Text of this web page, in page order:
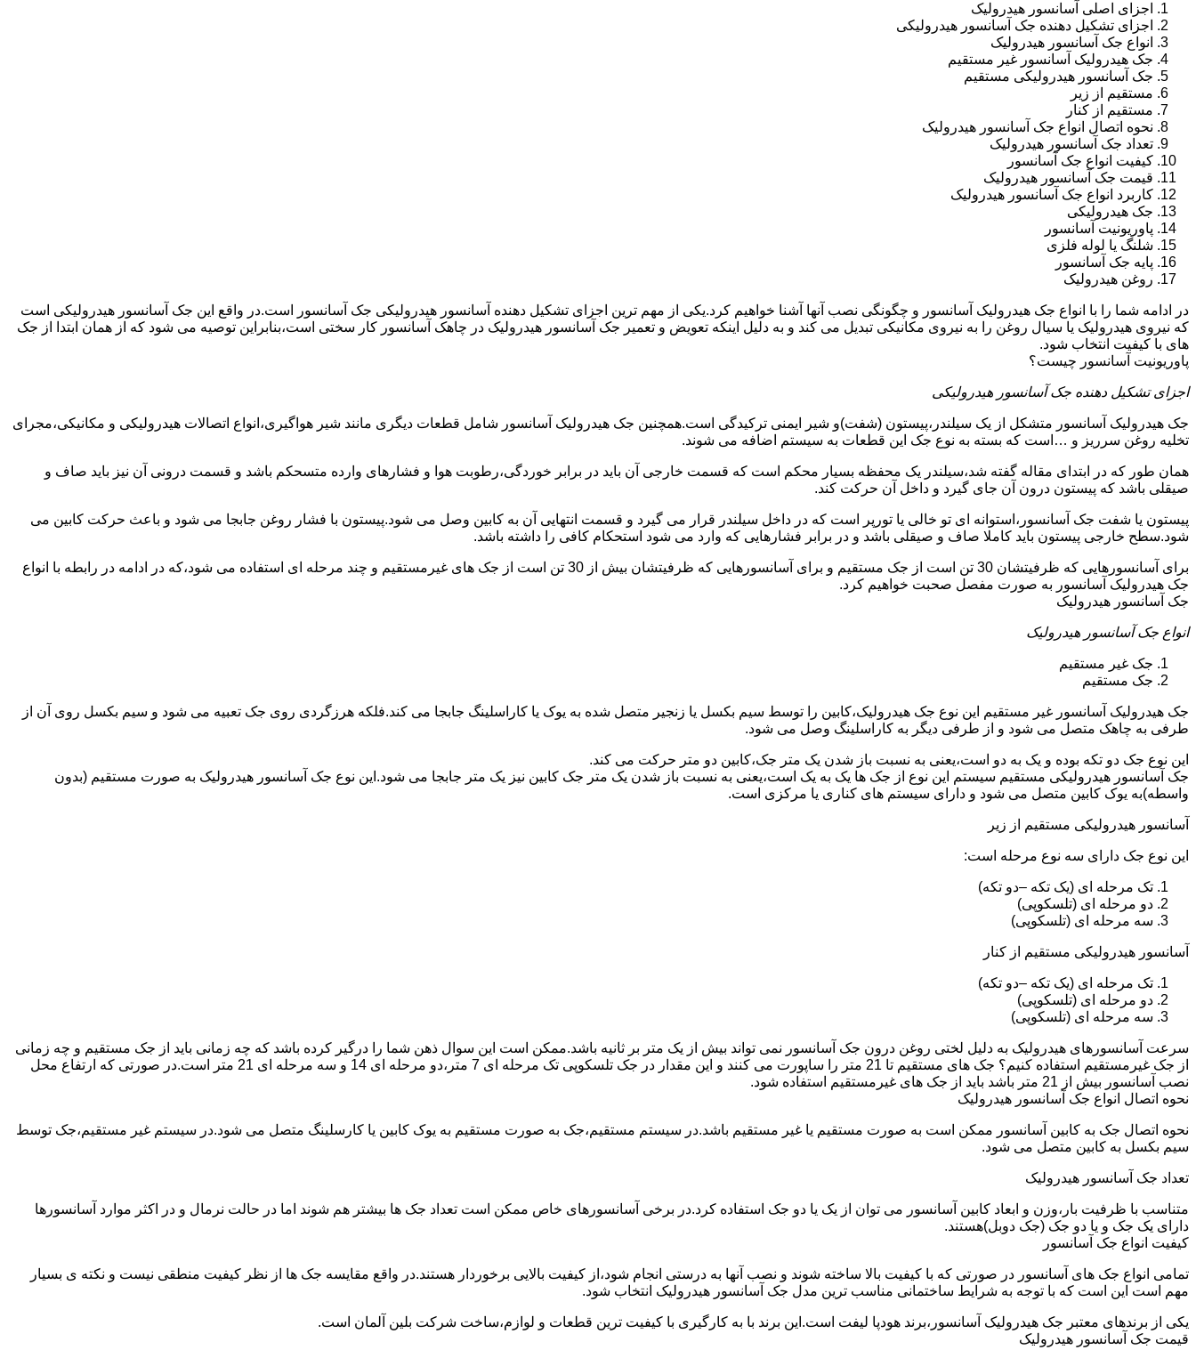
اجزای اصلی آسانسور هیدرولیک
اجزای تشکیل دهنده جک آسانسور هیدرولیکی
انواع جک آسانسور هیدرولیک
جک هیدرولیک آسانسور غیر مستقیم
جک آسانسور هیدرولیکی مستقیم
مستقیم از زیر
مستقیم از کنار
نحوه اتصال انواع جک آسانسور هیدرولیک
تعداد جک آسانسور هیدرولیک
کیفیت انواع جک آسانسور
قیمت جک آسانسور هیدرولیک
کاربرد انواع جک آسانسور هیدرولیک
جک هیدرولیکی
پاوریونیت آسانسور
شلنگ یا لوله فلزی
پایه جک آسانسور
روغن هیدرولیک
در ادامه شما را با انواع جک هیدرولیک آسانسور و چگونگی نصب آنها آشنا خواهیم کرد.یکی از مهم ترین اجزای تشکیل دهنده آسانسور هیدرولیکی جک آسانسور است.در واقع این جک آسانسور هیدرولیکی است
که نیروی هیدرولیک یا سیال روغن را به نیروی مکانیکی تبدیل می کند و به دلیل اینکه تعویض و تعمیر جک آسانسور هیدرولیک در چاهک آسانسور کار سختی است،بنابراین توصیه می شود که از همان ابتدا از جک
های با کیفیت انتخاب شود.
پاوریونیت آسانسور چیست؟
اجزای تشکیل دهنده جک آسانسور هیدرولیکی
جک هیدرولیک آسانسور متشکل از یک سیلندر،پیستون (شفت)و شیر ایمنی ترکیدگی است.همچنین جک هیدرولیک آسانسور شامل قطعات دیگری مانند شیر هواگیری،انواع اتصالات هیدرولیکی و مکانیکی،مجرای
تخلیه روغن سرریز و …است که بسته به نوع جک این قطعات به سیستم اضافه می شوند.
همان طور که در ابتدای مقاله گفته شد،سیلندر یک محفظه بسیار محکم است که قسمت خارجی آن باید در برابر خوردگی،رطوبت هوا و فشارهای وارده متسحکم باشد و قسمت درونی آن نیز باید صاف و
صیقلی باشد که پیستون درون آن جای گیرد و داخل آن حرکت کند.
پیستون یا شفت جک آسانسور،استوانه ای تو خالی یا تورپر است که در داخل سیلندر قرار می گیرد و قسمت انتهایی آن به کابین وصل می شود.پیستون با فشار روغن جابجا می شود و باعث حرکت کابین می
شود.سطح خارجی پیستون باید کاملا صاف و صیقلی باشد و در برابر فشارهایی که وارد می شود استحکام کافی را داشته باشد.
برای آسانسورهایی که ظرفیتشان 30 تن است از جک مستقیم و برای آسانسورهایی که ظرفیتشان بیش از 30 تن است از جک های غیرمستقیم و چند مرحله ای استفاده می شود،که در ادامه در رابطه با انواع
جک هیدرولیک آسانسور به صورت مفصل صحبت خواهیم کرد.
جک آسانسور هیدرولیک
انواع جک آسانسور هیدرولیک
جک غیر مستقیم
جک مستقیم
جک هیدرولیک آسانسور غیر مستقیم این نوع جک هیدرولیک،کابین را توسط سیم بکسل یا زنجیر متصل شده به یوک یا کاراسلینگ جابجا می کند.فلکه هرزگردی روی جک تعبیه می شود و سیم بکسل روی آن از
طرفی به چاهک متصل می شود و از طرفی دیگر به کاراسلینگ وصل می شود.
این نوع جک دو تکه بوده و یک به دو است،یعنی به نسبت باز شدن یک متر جک،کابین دو متر حرکت می کند.
جک آسانسور هیدرولیکی مستقیم سیستم این نوع از جک ها یک به یک است،یعنی به نسبت باز شدن یک متر جک کابین نیز یک متر جابجا می شود.این نوع جک آسانسور هیدرولیک به صورت مستقیم (بدون
واسطه)به یوک کابین متصل می شود و دارای سیستم های کناری یا مرکزی است.
آسانسور هیدرولیکی مستقیم از زیر
این نوع جک دارای سه نوع مرحله است:
تک مرحله ای (یک تکه –دو تکه)
دو مرحله ای (تلسکوپی)
سه مرحله ای (تلسکوپی)
آسانسور هیدرولیکی مستقیم از کنار
تک مرحله ای (یک تکه –دو تکه)
دو مرحله ای (تلسکوپی)
سه مرحله ای (تلسکوپی)
سرعت آسانسورهای هیدرولیک به دلیل لختی روغن درون جک آسانسور نمی تواند بیش از یک متر بر ثانیه باشد.ممکن است این سوال ذهن شما را درگیر کرده باشد که چه زمانی باید از جک مستقیم و چه زمانی
از جک غیرمستقیم استفاده کنیم؟ جک های مستقیم تا 21 متر را ساپورت می کنند و این مقدار در جک تلسکوپی تک مرحله ای 7 متر،دو مرحله ای 14 و سه مرحله ای 21 متر است.در صورتی که ارتفاع محل
نصب آسانسور بیش از 21 متر باشد باید از جک های غیرمستقیم استفاده شود.
نحوه اتصال انواع جک آسانسور هیدرولیک
نحوه اتصال جک به کابین آسانسور ممکن است به صورت مستقیم یا غیر مستقیم باشد.در سیستم مستقیم،جک به صورت مستقیم به یوک کابین یا کارسلینگ متصل می شود.در سیستم غیر مستقیم،جک توسط
سیم بکسل به کابین متصل می شود.
تعداد جک آسانسور هیدرولیک
متناسب با ظرفیت بار،وزن و ابعاد کابین آسانسور می توان از یک یا دو جک استفاده کرد.در برخی آسانسورهای خاص ممکن است تعداد جک ها بیشتر هم شوند اما در حالت نرمال و در اکثر موارد آسانسورها
دارای یک جک و یا دو جک (جک دوبل)هستند.
کیفیت انواع جک آسانسور
تمامی انواع جک های آسانسور در صورتی که با کیفیت بالا ساخته شوند و نصب آنها به درستی انجام شود،از کیفیت بالایی برخوردار هستند.در واقع مقایسه جک ها از نظر کیفیت منطقی نیست و نکته ی بسیار
مهم است این است که با توجه به شرایط ساختمانی مناسب ترین مدل جک آسانسور هیدرولیک انتخاب شود.
یکی از برندهای معتبر جک هیدرولیک آسانسور،برند هودپا لیفت است.این برند با به کارگیری با کیفیت ترین قطعات و لوازم،ساخت شرکت بلین آلمان است.
قیمت جک آسانسور هیدرولیک